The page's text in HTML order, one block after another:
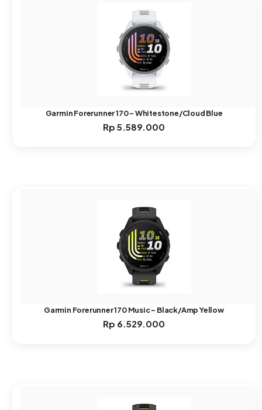
Garmin Forerunner 170 – Whitestone/Cloud Blue
Rp 5.589.000
Garmin Forerunner 170 Music – Black/Amp Yellow
Rp 6.529.000